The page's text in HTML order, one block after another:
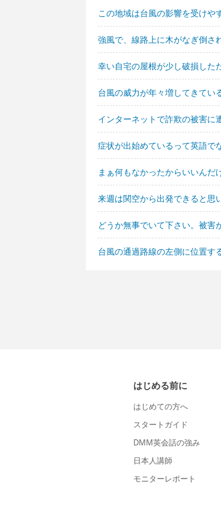
この地域は台風の影響を受けや
強風で、線路上に木がなぎ倒さ
幸い自宅の屋根が少し破損した
台風の威力が年々増してきてい
インターネットで詐欺の被害に
症状が出始めているって英語で
まぁ何もなかったからいいんだ
来週は関空から出発できると思
どうか無事でいて下さい。被害
台風の通過路線の左側に位置す
はじめる前に
はじめての方へ
スタートガイド
DMM英会話の強み
日本人講師
モニターレポート